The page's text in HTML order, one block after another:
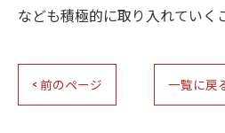
なども積極的に取り入れていく
< 前のページ 一覧に戻